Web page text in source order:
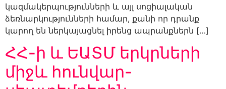
կազմակերպությունների և այլ սոցիալական
ձեռնարկությունների համար, քանի որ դրանք
կարող են ներկայացնել իրենց ապրանքներն […]
ՀՀ-ի և ԵԱՏՄ երկրների
միջև հունվար-